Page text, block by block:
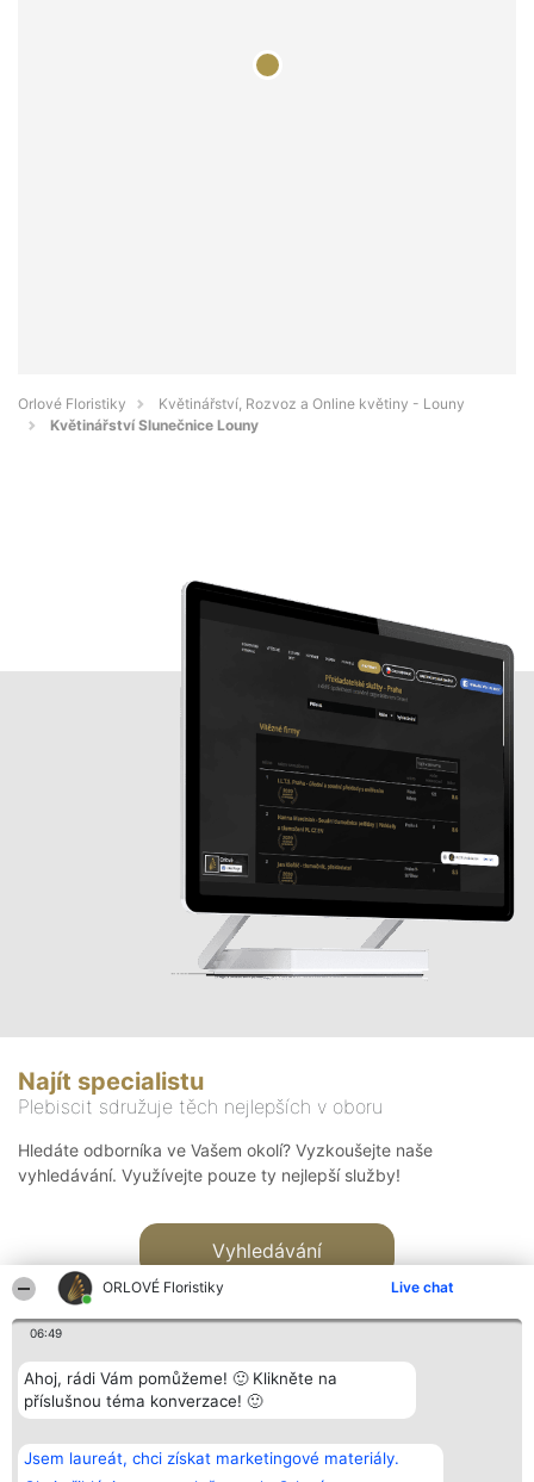
ORLOVÉ Floristiky Live chat
06:49
Ahoj, rádi Vám pomůžeme! 🙂 Klikněte na
příslušnou téma konverzace! 🙂
Jsem laureát, chci získat marketingové materiály.
Orlové Floristiky
Květinářství, Rozvoz a Online květiny - Louny
Květinářství Slunečnice Louny
Najít specialistu
Plebiscit sdružuje těch nejlepších v oboru
Hledáte odborníka ve Vašem okolí? Vyzkoušejte naše
vyhledávání. Využívejte pouze ty nejlepší služby!
Vyhledávání
Bright Side Solutions sp. z o.
o. sp. k.
ul. Ruska 22
Vítězové
Seznam všech
laureátů
Kontakt